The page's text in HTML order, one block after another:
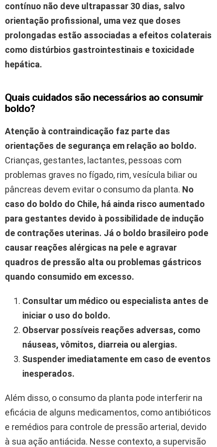
contínuo não deve ultrapassar 30 dias, salvo
orientação profissional, uma vez que doses
prolongadas estão associadas a efeitos colaterais
como distúrbios gastrointestinais e toxicidade
hepática.
Quais cuidados são necessários ao consumir
boldo?
Atenção à contraindicação faz parte das
orientações de segurança em relação ao boldo.
Crianças, gestantes, lactantes, pessoas com
problemas graves no fígado, rim, vesícula biliar ou
pâncreas devem evitar o consumo da planta. No
caso do boldo do Chile, há ainda risco aumentado
para gestantes devido à possibilidade de indução
de contrações uterinas. Já o boldo brasileiro pode
causar reações alérgicas na pele e agravar
quadros de pressão alta ou problemas gástricos
quando consumido em excesso.
Consultar um médico ou especialista antes de
iniciar o uso do boldo.
Observar possíveis reações adversas, como
náuseas, vômitos, diarreia ou alergias.
Suspender imediatamente em caso de eventos
inesperados.
Além disso, o consumo da planta pode interferir na
eficácia de alguns medicamentos, como antibióticos
e remédios para controle de pressão arterial, devido
à sua ação antiácida. Nesse contexto, a supervisão